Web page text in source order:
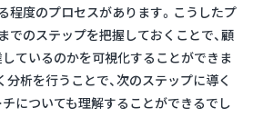
程度のプロセスがあります。こうしたプ
でのステップを把握しておくことで、顧
ているのかを可視化することができま
分析を行うことで、次のステップに導く
についても理解することができるでし